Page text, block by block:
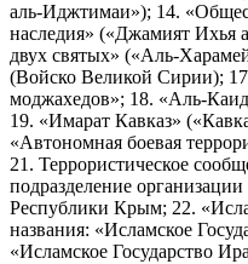
аль-Иджтимаи»); 14.
наследия» («Джамият Ихья
двух святых» («Аль-
(Войско Великой Сирии);
моджахедов»; 18. «Аль-
19. «Имарат Кавказ»
«Автономная боевая
21. Террористическое
подразделение
Республики Крым; 22.
названия: «Исламское
«Исламское Государство